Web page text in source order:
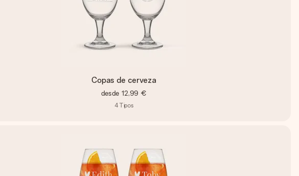
Copas de cerveza
desde 12,99 €
4Tipos